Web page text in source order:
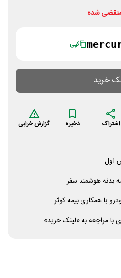
شده
کپی
خرید
اشتراک ذخیره گزارش خرابی
اول
با همکاری بیمه کوثر
با مراجعه به «لینک خرید»